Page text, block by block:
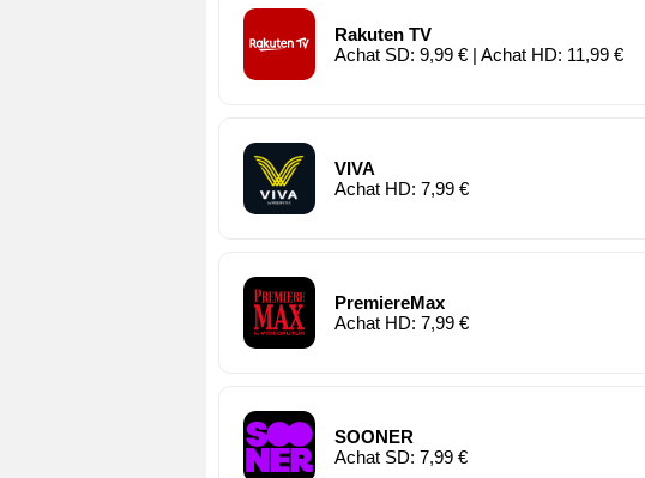
Rakuten TV
Achat SD: 9,99 € | Achat HD: 11,99 €
VIVA
Achat HD: 7,99 €
PremiereMax
Achat HD: 7,99 €
SOONER
Achat SD: 7,99 €